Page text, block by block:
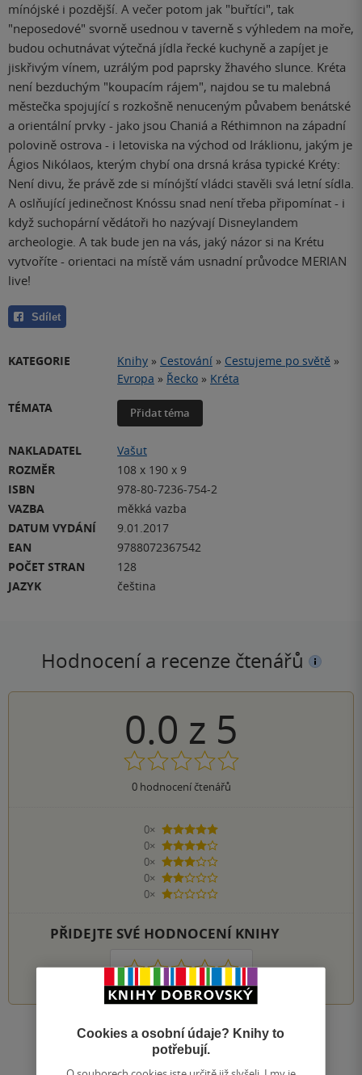
mínójské i pozdější. A večer potom jak "buřtíci", tak
"neposedové" svorně usednou v taverně s výhledem na moře,
budou ochutnávat výtečná jídla řecké kuchyně a zapíjet je
jiskřivým vínem, uzrálým pod paprsky žhavého slunce. Kréta
není bezduchým "koupacím rájem", najdou se tu malebná
městečka spojující s rozkošně nenuceným půvabem benátské
a orientální prvky - jako jsou Chaniá a Réthimnon na západní
polovině ostrova - i letoviska na východ od Iráklionu, jakým je
Ágios Nikólaos, kterým chybí ona drsná krása typické Kréty:
Není divu, že právě zde si mínójští vládci stavěli svá letní sídla.
A oslňující jedinečnost Knóssu snad není třeba připomínat - i
když suchopární vědátoři ho nazývají Disneylandem
archeologie. A tak bude jen na vás, jaký názor si na Krétu
vytvoříte - orientaci na místě vám usnadní průvodce MERIAN
live!
Sdílet
KATEGORIE Knihy » Cestování » Cestujeme po světě »
Evropa » Řecko » Kréta
TÉMATA
Přidat téma
NAKLADATEL
Vašut
ROZMĚR
108 x 190 x 9
ISBN
978-80-7236-754-2
VAZBA
měkká vazba
DATUM VYDÁNÍ
9.01.2017
EAN
9788072367542
POČET STRAN
128
JAZYK
čeština
Hodnocení a recenze čtenářů
0.0 z 5
0hodnocení čtenářů
0×
5 hvězdiček
0×
4 hvězdičky
0×
3 hvězdičky
0×
2 hvězdičky
0×
1 hvezdička
PŘIDEJTE SVÉ HODNOCENÍ KNIHY
1 2 3 4 5
Zobrazit všechna hodnocení
Cookies a osobní údaje? Knihy to
potřebují.